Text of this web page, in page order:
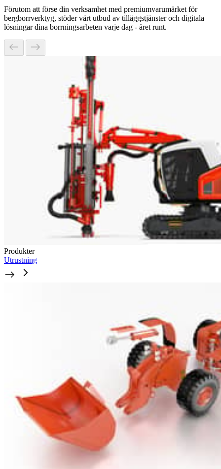
Förutom att förse din verksamhet med premiumvarumärket för
bergborrverktyg, stöder vårt utbud av tilläggstjänster och digitala
lösningar dina borrningsarbeten varje dag - året runt.
Produkter
Utrustning